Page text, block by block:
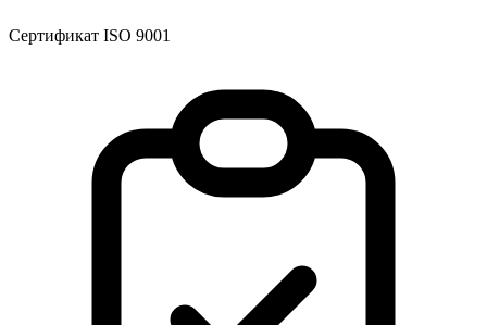
Сертификат ISO 9001